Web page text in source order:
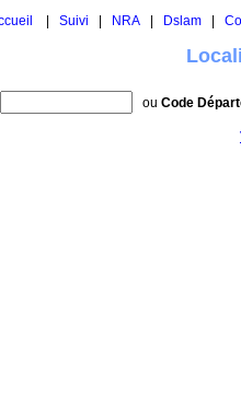
Suivi NRA Dslam
ou Code